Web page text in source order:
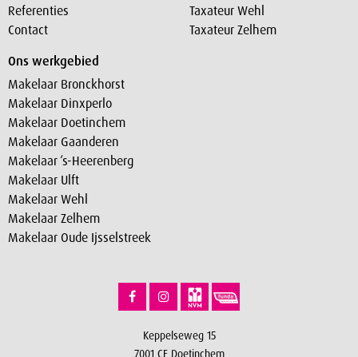
Referenties
Contact
Taxateur Wehl
Taxateur Zelhem
Ons werkgebied
Makelaar Bronckhorst
Makelaar Dinxperlo
Makelaar Doetinchem
Makelaar Gaanderen
Makelaar ‘s-Heerenberg
Makelaar Ulft
Makelaar Wehl
Makelaar Zelhem
Makelaar Oude Ijsselstreek
Keppelseweg 15
7001 CE Doetinchem